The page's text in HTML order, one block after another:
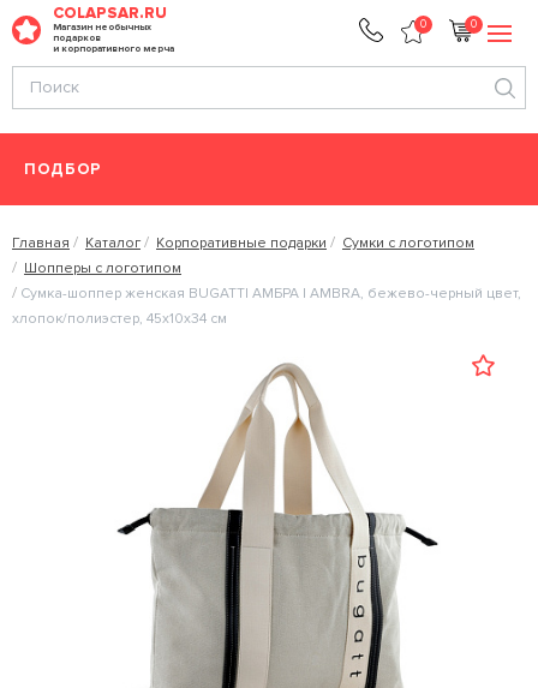
COLAPSAR.RU
Магазин необычных
подарков
и корпоративного мерча
0 0
ПОДБОР
Главная Каталог Корпоративные подарки
Сумки с логотипом
Шопперы с логотипом
Сумка-шоппер женская BUGATTI АМБРА | AMBRA, бежево-черный цвет,
хлопок/полиэстер, 45х10х34 см